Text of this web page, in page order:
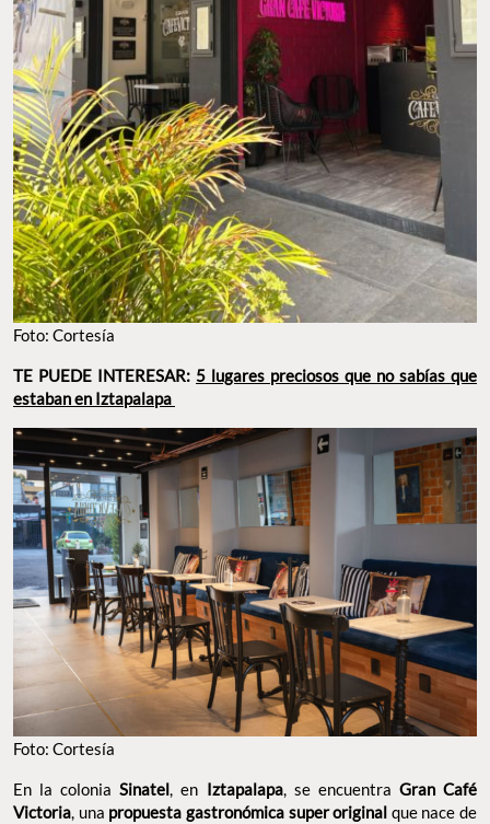
Foto: Cortesía
TE PUEDE INTERESAR: 5 lugares preciosos que no sabías que
estaban en Iztapalapa
Foto: Cortesía
En la coloniaSinatel, en Iztapalapa, se encuentra Gran Café
Victoria, una propuesta gastronómica super original que nace de